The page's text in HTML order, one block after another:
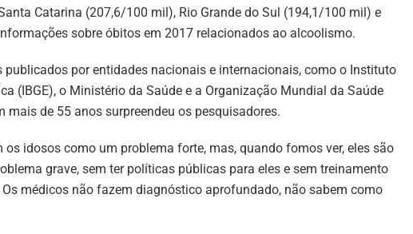
Catarina (207,6/100 mil), Rio Grande do Sul (194,1/100 mil) e
sobre óbitos em 2017 relacionados ao alcoolismo.
publicados por entidades nacionais e internacionais, como o Instituto
(IBGE), o Ministério da Saúde e a Organização Mundial da Saúde
mais de 55 anos surpreendeu os pesquisadores.
idosos como um problema forte, mas, quando fomos ver, eles são
grave, sem ter políticas públicas para eles e sem treinamento
médicos não fazem diagnóstico aprofundado, não sabem como